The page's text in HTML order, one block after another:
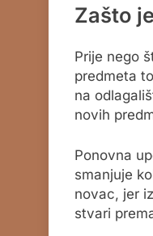
Zašto
Prije nego
predmeta
na
novih
Ponovna
smanjuje
novac, jer
stvari